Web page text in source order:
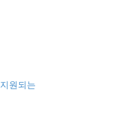
지원되는